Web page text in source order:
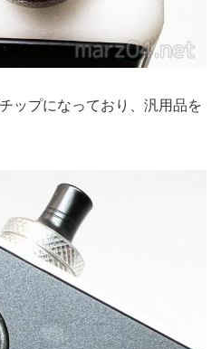
ップになっており、汎用品を